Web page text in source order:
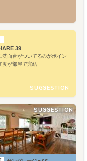
39
洗面台がついてるのがポイン
度が部屋で完結
SUGGESTION
SUGGESTION